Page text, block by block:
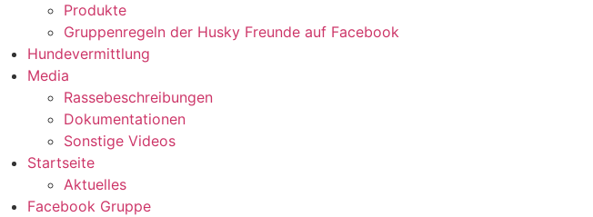
Produkte
Gruppenregeln der Husky Freunde auf Facebook
Hundevermittlung
Media
Rassebeschreibungen
Dokumentationen
Sonstige Videos
Startseite
Aktuelles
Facebook Gruppe